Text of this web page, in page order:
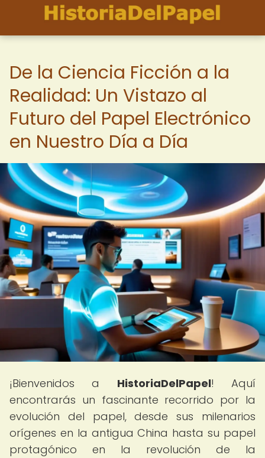
De la Ciencia Ficción a la
Realidad: Un Vistazo al
Futuro del Papel Electrónico
en Nuestro Día a Día
¡Bienvenidos a HistoriaDelPapel! Aquí
encontrarás un fascinante recorrido por la
evolución del papel, desde sus milenarios
orígenes en la antigua China hasta su papel
protagónico en la revolución de la